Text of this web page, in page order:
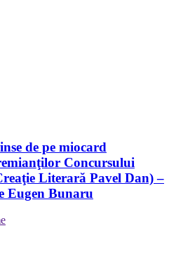
de pe miocard
Concursului
Literară Pavel Dan) –
Eugen Bunaru